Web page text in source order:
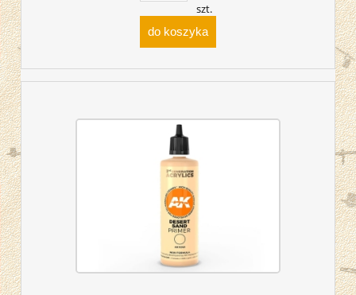
szt.
do koszyka